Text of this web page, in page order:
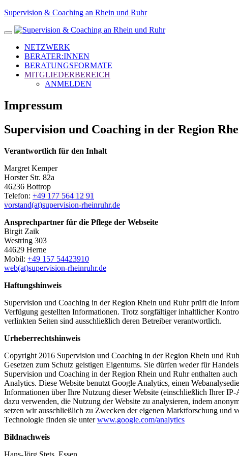
Supervision & Coaching an Rhein und Ruhr
NETZWERK
BERATER:INNEN
BERATUNGSFORMATE
MITGLIEDERBEREICH
ANMELDEN
Impressum
Supervision und Coaching in der Region
Verantwortlich für den Inhalt
Margret Kemper
Horster Str. 82a
46236 Bottrop
Telefon: +49 177 564 12 91
vorstand(at)supervision-rheinruhr.de
Ansprechpartner für die Pflege der Webseite
Birgit Zaik
Westring 303
44629 Herne
Mobil: +49 157 54423910
web(at)supervision-rheinruhr.de
Haftungshinweis
Supervision und Coaching in der Region Rhein und Ruhr prüft die
Verfügung gestellten Informationen. Trotz sorgfältiger inhaltlicher
verlinkten Seiten sind ausschließlich deren Betreiber verantwortlich.
Urheberrechtshinweis
Copyright 2016 Supervision und Coaching in der Region Rhein und
Gesetzen zum Schutz geistigen Eigentums. Sie dürfen weder für
Supervision und Coaching in der Region Rhein und Ruhr enthalten
Analytics. Diese Website benutzt Google Analytics, einen
Informationen über Ihre Nutzung dieser Website (einschließlich Ihrer
dazu verwenden, die Nutzung der Website zu analysieren, indem
setzen wir ausschließlich zu Zwecken der eigenen Marktforschung und
Technologie finden sie unterwww.google.com/analytics
Bildnachweis
Hans-Jörg Stets, Essen.